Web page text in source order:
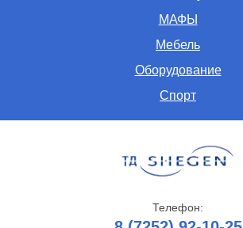
МАФЫ
Мебель
Оборудование
Спорт
Телефон: